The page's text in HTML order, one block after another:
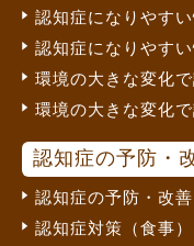
認知症になりやす
認知症になりやす
環境の大きな変化
環境の大きな変化
認知症の予防・
認知症の予防・改善
認知症対策（食事）